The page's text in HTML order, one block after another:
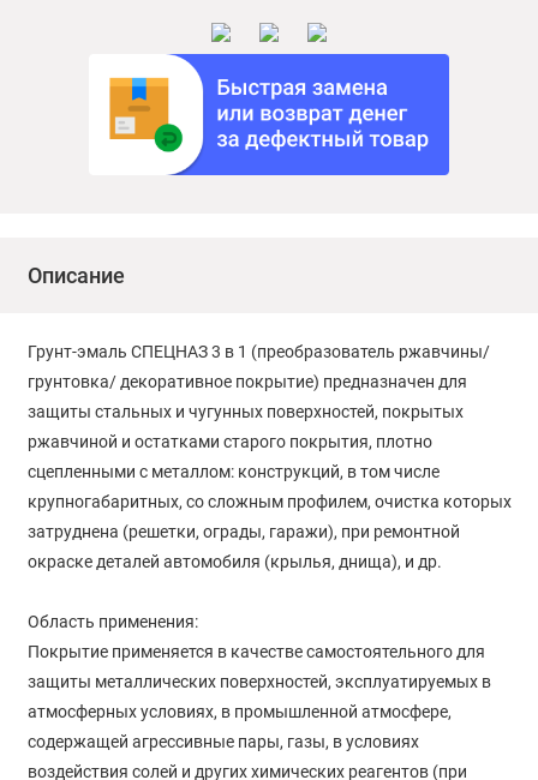
Описание
Грунт-эмаль СПЕЦНАЗ 3 в 1 (преобразователь ржавчины/
грунтовка/ декоративное покрытие) предназначен для
защиты стальных и чугунных поверхностей, покрытых
ржавчиной и остатками старого покрытия, плотно
сцепленными с металлом: конструкций, в том числе
крупногабаритных, со сложным профилем, очистка которых
затруднена (решетки, ограды, гаражи), при ремонтной
окраске деталей автомобиля (крылья, днища), и др.
Область применения:
Покрытие применяется в качестве самостоятельного для
защиты металлических поверхностей, эксплуатируемых в
атмосферных условиях, в промышленной атмосфере,
содержащей агрессивные пары, газы, в условиях
воздействия солей и других химических реагентов (при